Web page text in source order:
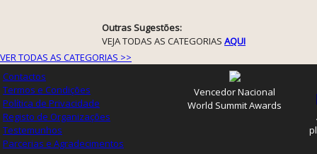
Outras Sugestões:
VEJA TODAS AS CATEGORIAS AQUI
VER TODAS AS CATEGORIAS >>
Contactos
Termos e Condições
Política de Privacidade
Registo de Organizações
Testemunhos
Parcerias e Agradecimentos
Vencedor Nacional
World Summit Awards